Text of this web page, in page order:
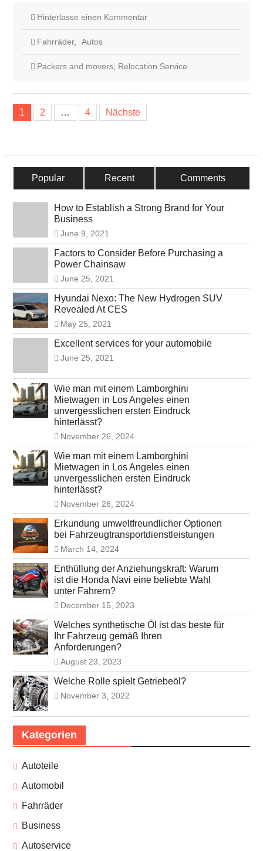
Hinterlasse einen Kommentar
Fahrräder, Autos
Packers and movers, Relocation Service
Beitrags-
Navigation
1 2 … 4 Nächste
Popular Recent Comments
How to Establish a Strong Brand for Your
Business
June 9, 2021
Factors to Consider Before Purchasing a
Power Chainsaw
June 25, 2021
Hyundai Nexo: The New Hydrogen SUV
Revealed At CES
May 25, 2021
Excellent services for your automobile
June 25, 2021
Wie man mit einem Lamborghini
Mietwagen in Los Angeles einen
unvergesslichen ersten Eindruck
hinterlässt?
November 26, 2024
Wie man mit einem Lamborghini
Mietwagen in Los Angeles einen
unvergesslichen ersten Eindruck
hinterlässt?
November 26, 2024
Erkundung umweltfreundlicher Optionen
bei Fahrzeugtransportdienstleistungen
March 14, 2024
Enthüllung der Anziehungskraft: Warum
ist die Honda Navi eine beliebte Wahl
unter Fahrern?
December 15, 2023
Welches synthetische Öl ist das beste für
Ihr Fahrzeug gemäß Ihren
Anforderungen?
August 23, 2023
Welche Rolle spielt Getriebeöl?
November 3, 2022
Kategorien
Autoteile
Automobil
Fahrräder
Business
Autoservice